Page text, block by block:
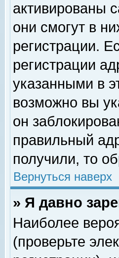
активированы
они смогут в
регистрации.
регистрации
указанными в
возможно вы
он
правильный
получили, то
Вернуться наверх
» Я давно
Наиболее
(проверьте